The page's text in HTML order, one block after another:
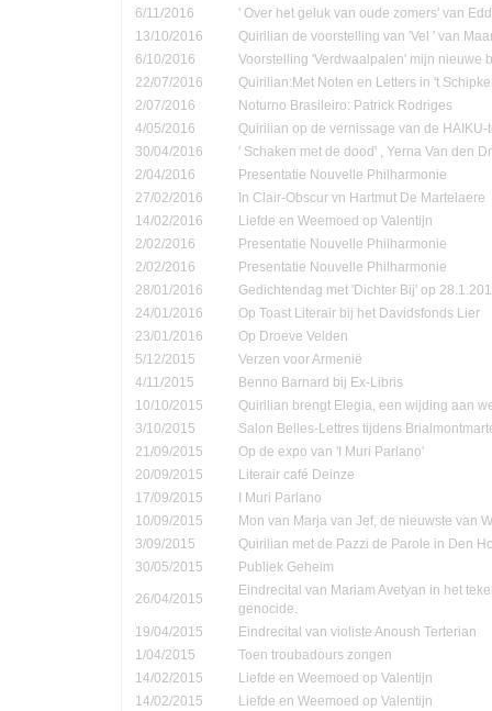
6/11/2016
' Over het geluk van oude zomers' van
13/10/2016
Quirilian de voorstelling van 'Vel ' van
6/10/2016
Voorstelling 'Verdwaalpalen' mijn nieuwe
22/07/2016
Quirilian:Met Noten en Letters in 't
2/07/2016
Noturno Brasileiro: Patrick Rodriges
4/05/2016
Quirilian op de vernissage van de
30/04/2016
' Schaken met de dood' , Yerna Van den
2/04/2016
Presentatie Nouvelle Philharmonie
27/02/2016
In Clair-Obscur vn Hartmut De Martelaere
14/02/2016
Liefde en Weemoed op Valentijn
2/02/2016
Presentatie Nouvelle Philharmonie
2/02/2016
Presentatie Nouvelle Philharmonie
28/01/2016
Gedichtendag met 'Dichter Bij' op
24/01/2016
Op Toast Literair bij het Davidsfonds Lier
23/01/2016
Op Droeve Velden
5/12/2015
Verzen voor Armenië
4/11/2015
Benno Barnard bij Ex-Libris
10/10/2015
Quirilian brengt Elegia, een wijding aan
3/10/2015
Salon Belles-Lettres tijdens
21/09/2015
Op de expo van 'I Muri Parlano'
20/09/2015
Literair café Deinze
17/09/2015
I Muri Parlano
10/09/2015
Mon van Marja van Jef, de nieuwste van
3/09/2015
Quirilian met de Pazzi de Parole in Den
30/05/2015
Publiek Geheim
26/04/2015
Eindrecital van Mariam Avetyan in het
genocide.
19/04/2015
Eindrecital van violiste Anoush Terterian
1/04/2015
Toen troubadours zongen
14/02/2015
Liefde en Weemoed op Valentijn
14/02/2015
Liefde en Weemoed op Valentijn